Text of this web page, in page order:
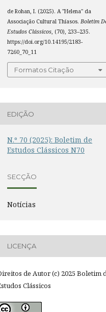
de Rohan, I. (2025). A "Helena" da
Associação Cultural Thíasos.Boletim
Estudos Clássicos, (70), 233–235.
https://doi.org/10.14195/2183-
7260_70_11
Formatos Citação
EDIÇÃO
N.º 70 (2025): Boletim de
Estudos Clássicos N70
SECÇÃO
Notícias
LICENÇA
de Autor (c) 2025 Boletim
Clássicos